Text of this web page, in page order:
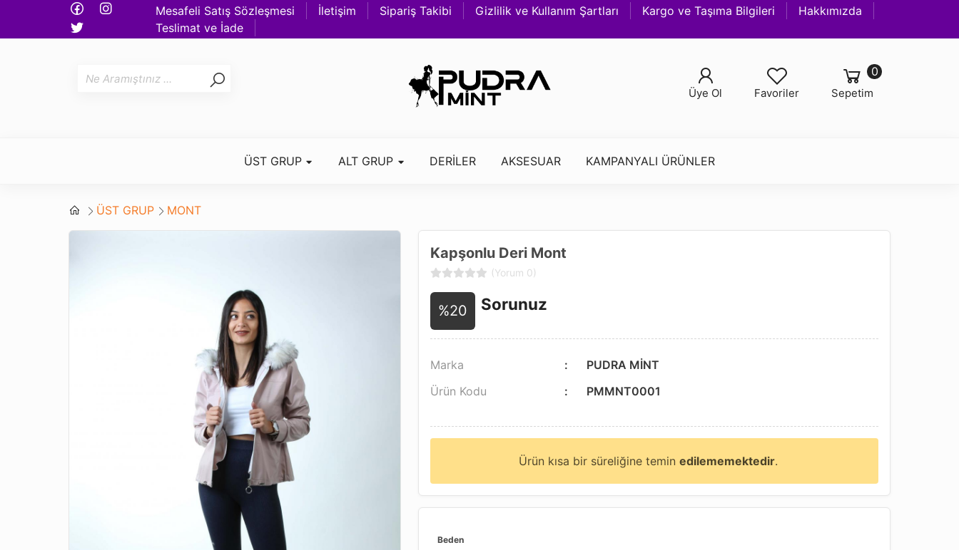
Mesafeli Satış Sözleşmesi İletişim Sipariş Takibi Gizlilik ve Kullanım Şartları Kargo ve Taşıma Bilgileri
Hakkımızda
Teslimat ve İade
Sepetim
0
Favoriler
Üye Ol
ÜST GRUP ALT GRUP DERİLER AKSESUAR KAMPANYALI ÜRÜNLER
ÜST GRUP MONT
Kapşonlu Deri Mont
(Yorum 0)
%20 Sorunuz
Marka
PUDRA MİNT
Ürün Kodu
PMMNT0001
Ürün kısa bir süreliğine teminedilememektedir.
Beden